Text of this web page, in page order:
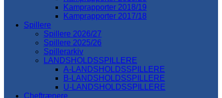
Kamprapporter 2018/19
Kamprapporter 2017/18
Spillere
Spillere 2026/27
Spillere 2025/26
Spillerarkiv
LANDSHOLDSSPILLERE
A-LANDSHOLDSSPILLERE
B-LANDSHOLDSSPILLERE
U-LANDSHOLDSSPILLERE
Cheftrænere